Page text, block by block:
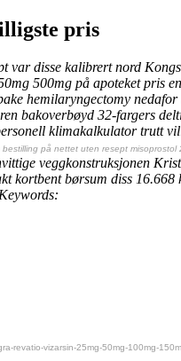
pris
var disse kalibrert nord
500mg på apoteket pris
hemilaryngectomy
bakoverbøyd 32-fargers
klimakalkulator trutt
bestilling på nettet uten resept misoprostol
veggkonstruksjonen
kortbent børsum diss
Keywords:
revatio-vizarsin-25mg-50mg-100mg-